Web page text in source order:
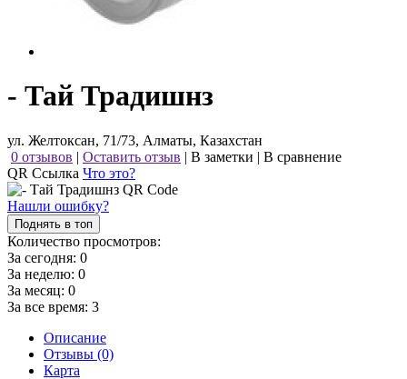
- Тай Традишнз
ул. Желтоксан, 71/73, Алматы, Казахстан
0 отзывов | Оставить отзыв | В заметки | В сравнение
QR Ссылка Что это?
Нашли ошибку?
Поднять в топ
Количество просмотров:
За сегодня: 0
За неделю: 0
За месяц: 0
За все время: 3
Описание
Отзывы (0)
Карта